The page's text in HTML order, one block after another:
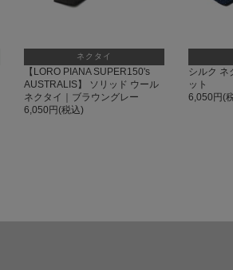
ネクタイ
【LORO PIANA SUPER150's
AUSTRALIS】 ソリッド ウール
ネクタイ｜ブラウングレー
6,050円(税込)
シルク ネ
ット
6,050円(